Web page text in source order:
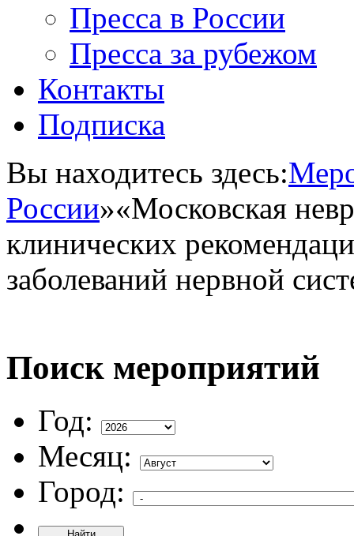
Пресса в России
Пресса за рубежом
Контакты
Подписка
Вы находитесь здесь:
России»«Московская
клинических
заболеваний нервной
Поиск мероприятий
Год:
Месяц:
Город: